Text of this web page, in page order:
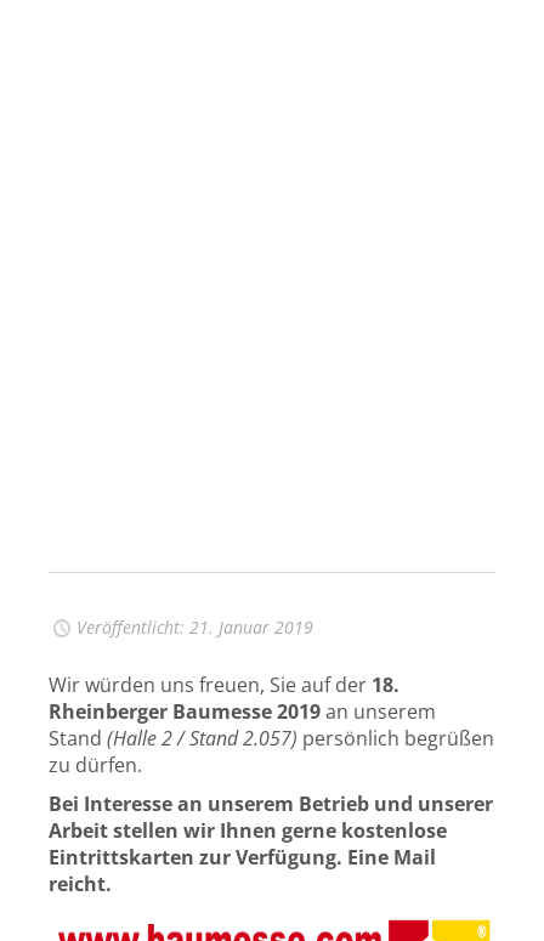
Veröffentlicht: 21. Januar 2019
Wir würden uns freuen, Sie auf der 18.
Rheinberger Baumesse 2019an unserem
Stand (Halle 2 / Stand 2.057) persönlich begrüßen
zu dürfen.
Bei Interesse an unserem Betrieb und unserer
Arbeit stellen wir Ihnen gerne kostenlose
Eintrittskarten zur Verfügung. Eine Mail
reicht.